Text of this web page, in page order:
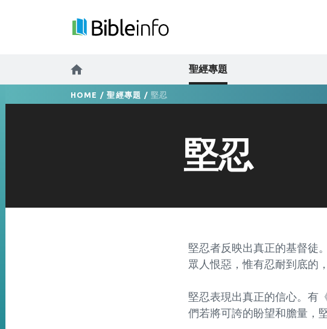
聖經專題
HOME /聖經專題 /堅忍
堅忍
堅忍者反映出真正的基督徒
眾人恨惡，惟有忍耐到底的
堅忍表現出真正的信心。有
們若將可誇的盼望和膽量，